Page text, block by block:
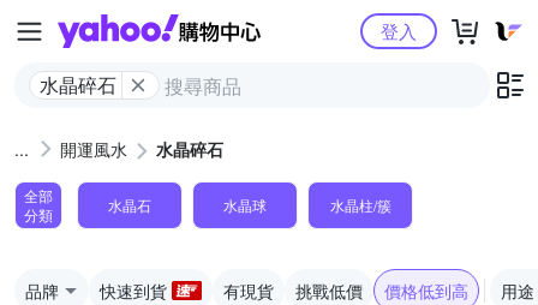
Yahoo購物中心
水晶碎石
登入
開運風水 水晶碎石
全部
分類
水晶石 水晶球 水晶柱/簇
品牌 快速到貨 有現貨 挑戰低價 價格低到高 用途